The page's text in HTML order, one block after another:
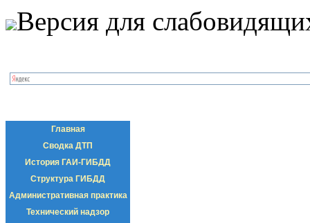
Версия для
Главная
Сводка ДТП
История ГАИ-ГИБДД
Структура ГИБДД
Административная практика
Технический надзор